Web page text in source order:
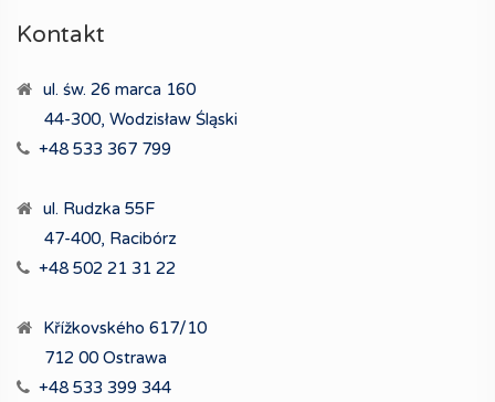
Kontakt
ul. św. 26 marca 160
44-300, Wodzisław Śląski
+48 533 367 799
ul. Rudzka 55F
47-400, Racibórz
+48 502 21 31 22
Křížkovského 617/10
712 00 Ostrawa
+48 533 399 344